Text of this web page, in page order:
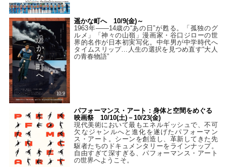
遥かな町へ 10/9(金)～
1963年――14歳の“あの日”が甦る。「孤独のグ
ルメ」「神々の山嶺」漫画家・谷口ジローの世
界的名作が日本初実写化。中年男が中学時代へ
タイムスリップ…人生の選択を見つめ直す“大人
の青春物語”
パフォーマンス・アート：身体と空間をめぐる
映画祭 10/10(土)－10/23(金)
現代美術において最もエネルギッシュで、不可
欠なジャンルへと進化を遂げたパフォーマン
ス・アート。シーンを創造し、革新してきた先
駆者たちのドキュメンタリーをラインナップ。
自由すぎて深すぎる、パフォーマンス・アート
の世界へようこそ。